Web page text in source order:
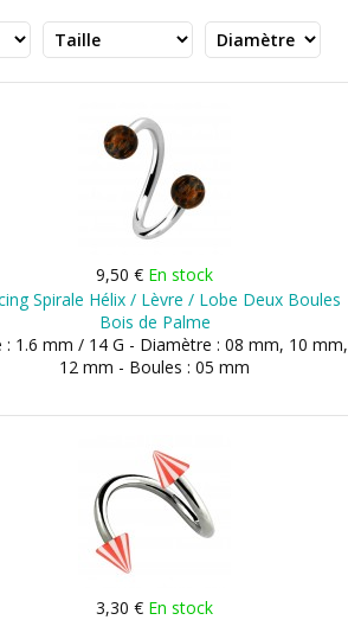
9,50 € En stock
Spirale Hélix / Lèvre / Lobe Deux Boules
Bois de Palme
: 1.6 mm / 14 G - Diamètre : 08 mm, 10 mm,
12 mm - Boules : 05 mm
3,30 € En stock